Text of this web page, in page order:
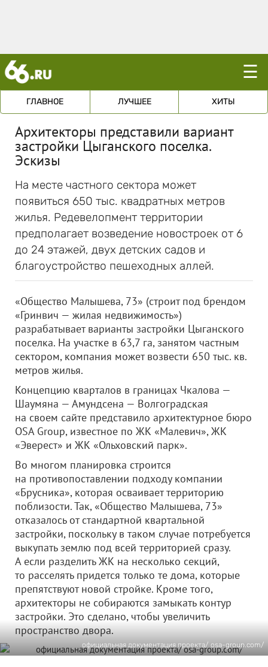
☰
ГЛАВНОЕ ЛУЧШЕЕ ХИТЫ
Архитекторы представили вариант
застройки Цыганского поселка.
Эскизы
На месте частного сектора может
появиться 650 тыс. квадратных метров
жилья. Редевелопмент территории
предполагает возведение новостроек от 6
до 24 этажей, двух детских садов и
благоустройство пешеходных аллей.
«Общество Малышева, 73» (строит под брендом
«Гринвич — жилая недвижимость»)
разрабатывает варианты застройки Цыганского
поселка. На участке в 63,7 га, занятом частным
сектором, компания может возвести 650 тыс. кв.
метров жилья.
Концепцию кварталов в границах Чкалова —
Шаумяна — Амундсена — Волгоградская
на своем сайте представило архитектурное бюро
OSA Group, известное по ЖК «Малевич», ЖК
«Эверест» и ЖК «Ольховский парк».
Во многом планировка строится
на противопоставлении подходу компании
«Брусника», которая осваивает территорию
поблизости. Так, «Общество Малышева, 73»
отказалось от стандартной квартальной
застройки, поскольку в таком случае потребуется
выкупать землю под всей территорией сразу.
А если разделить ЖК на несколько секций,
то расселять придется только те дома, которые
препятствуют новой стройке. Кроме того,
архитекторы не собираются замыкать контур
застройки. Это сделано, чтобы увеличить
пространство двора.
официальная документация проекта/ osa-group.com/